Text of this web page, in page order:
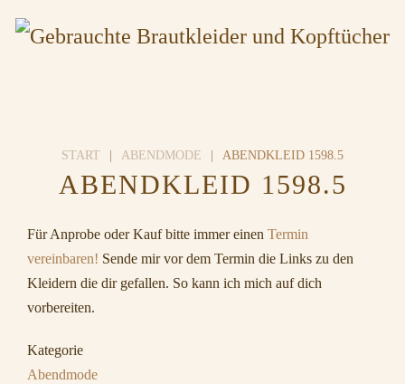
START ABENDMODE ABENDKLEID 1598.5
ABENDKLEID 1598.5
Für Anprobe oder Kauf bitte immer einen Termin
vereinbaren! Sende mir vor dem Termin die Links zu den
Kleidern die dir gefallen. So kann ich mich auf dich
vorbereiten.
Kategorie
Abendmode